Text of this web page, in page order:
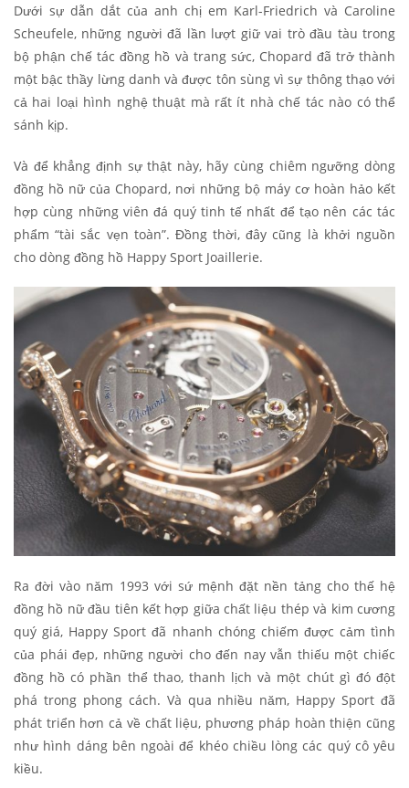
Dưới sự dẫn dắt của anh chị em Karl-Friedrich và Caroline
Scheufele, những người đã lần lượt giữ vai trò đầu tàu trong
bộ phận chế tác đồng hồ và trang sức, Chopard đã trở thành
một bậc thầy lừng danh và được tôn sùng vì sự thông thạo với
cả hai loại hình nghệ thuật mà rất ít nhà chế tác nào có thể
sánh kịp.
Và để khẳng định sự thật này, hãy cùng chiêm ngưỡng dòng
đồng hồ nữ của Chopard, nơi những bộ máy cơ hoàn hảo kết
hợp cùng những viên đá quý tinh tế nhất để tạo nên các tác
phẩm “tài sắc vẹn toàn”. Đồng thời, đây cũng là khởi nguồn
cho dòng đồng hồ Happy Sport Joaillerie.
Ra đời vào năm 1993 với sứ mệnh đặt nền tảng cho thế hệ
đồng hồ nữ đầu tiên kết hợp giữa chất liệu thép và kim cương
quý giá, Happy Sport đã nhanh chóng chiếm được cảm tình
của phái đẹp, những người cho đến nay vẫn thiếu một chiếc
đồng hồ có phần thể thao, thanh lịch và một chút gì đó đột
phá trong phong cách. Và qua nhiều năm, Happy Sport đã
phát triển hơn cả về chất liệu, phương pháp hoàn thiện cũng
như hình dáng bên ngoài để khéo chiều lòng các quý cô yêu
kiều.